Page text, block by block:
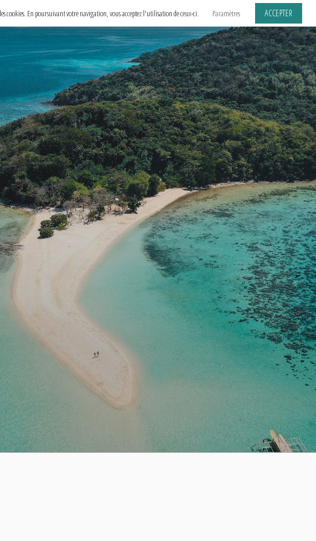
cookies. En poursuivant votre navigation, vous acceptez l'utilisation de ceux-ci. Paramètres ACCEPTER